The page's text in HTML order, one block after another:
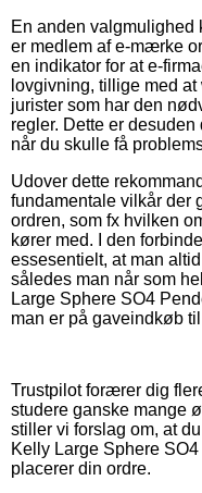
En anden
er medlem af e-mærke
en indikator for at e-
lovgivning, tillige med
jurister som har den
regler. Dette er
når du skulle få
Udover dette
fundamentale vilkår der
ordren, som fx hvilken
kører med. I den
essesentielt, at man
således man når som
Large Sphere SO4
man er på gaveindkøb
Trustpilot forærer dig
studere ganske mange
stiller vi forslag om, at
Kelly Large Sphere
placerer din ordre.